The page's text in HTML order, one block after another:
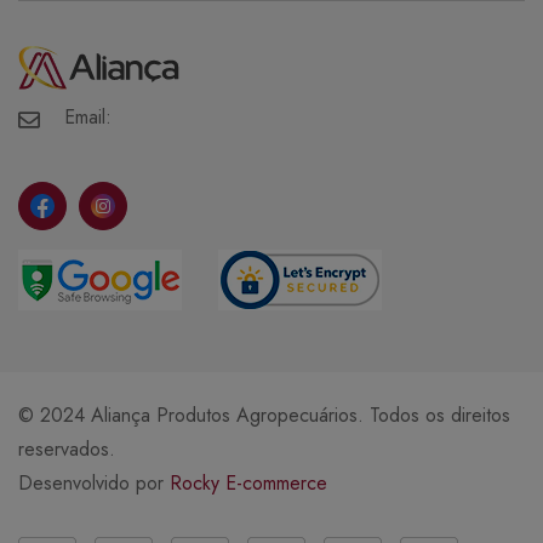
Minha Conta
Meus Pedidos
Meus Favoritos
Email:
© 2024 Aliança Produtos Agropecuários. Todos os direitos
reservados.
Desenvolvido por Rocky E-commerce
Métodos de Pagamento